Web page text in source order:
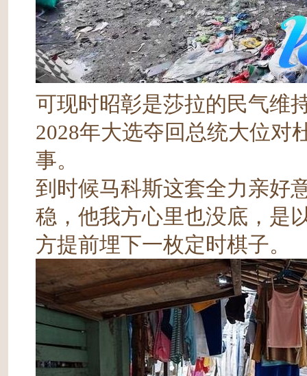
可现时昭彰是莎拉的民气维
2028年大选夺回总统大位对
事。
到时候马科斯这套全力亲好
稳，他我方心里也没底，是
方提前埋下一枚定时棋子。